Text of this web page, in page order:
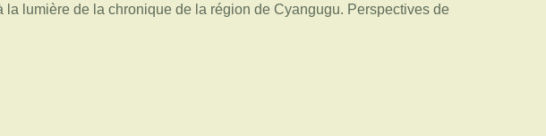
lumière de la chronique de la région de Cyangugu. Perspectives de